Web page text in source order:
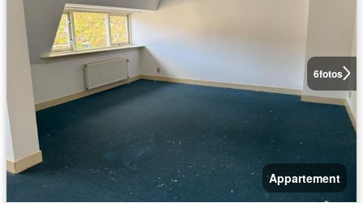
6fotos
Appartement